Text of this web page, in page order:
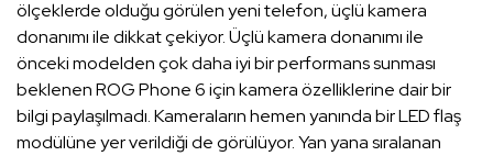
ölçeklerde olduğu görülen yeni telefon, üçlü kamera
donanımı ile dikkat çekiyor. Üçlü kamera donanımı ile
önceki modelden çok daha iyi bir performans sunması
beklenen ROG Phone 6 için kamera özelliklerine dair bir
bilgi paylaşılmadı. Kameraların hemen yanında bir LED flaş
modülüne yer verildiği de görülüyor. Yan yana sıralanan